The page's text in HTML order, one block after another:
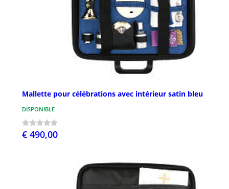
Mallette pour célébrations avec intérieur satin bleu
DISPONIBLE
€ 490,00